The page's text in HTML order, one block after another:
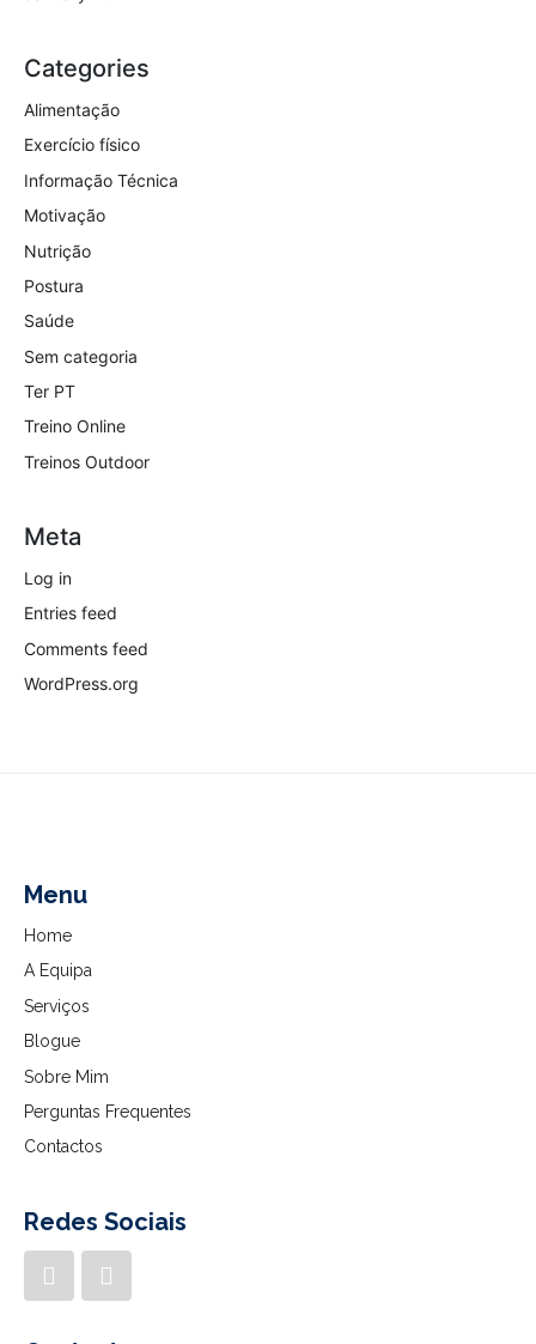
Categories
Alimentação
Exercício físico
Informação Técnica
Motivação
Nutrição
Postura
Saúde
Sem categoria
Ter PT
Treino Online
Treinos Outdoor
Meta
Log in
Entries feed
Comments feed
WordPress.org
Menu
Home
A Equipa
Serviços
Blogue
Sobre Mim
Perguntas Frequentes
Contactos
Redes Sociais